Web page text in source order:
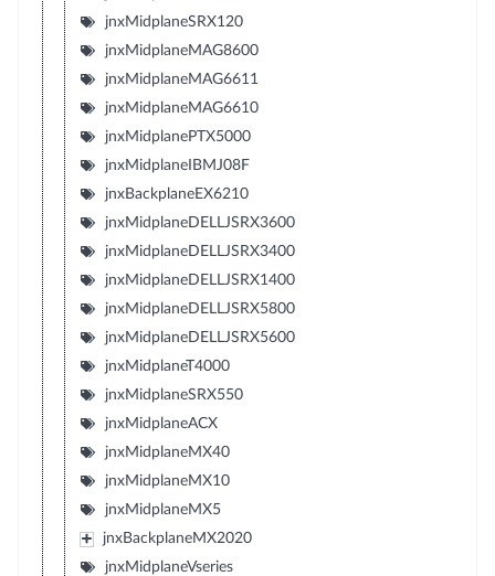
jnxMidplaneSRX120
jnxMidplaneMAG8600
jnxMidplaneMAG6611
jnxMidplaneMAG6610
jnxMidplanePTX5000
jnxMidplaneIBMJ08F
jnxBackplaneEX6210
jnxMidplaneDELLJSRX3600
jnxMidplaneDELLJSRX3400
jnxMidplaneDELLJSRX1400
jnxMidplaneDELLJSRX5800
jnxMidplaneDELLJSRX5600
jnxMidplaneT4000
jnxMidplaneSRX550
jnxMidplaneACX
jnxMidplaneMX40
jnxMidplaneMX10
jnxMidplaneMX5
jnxBackplaneMX2020
jnxMidplaneVseries